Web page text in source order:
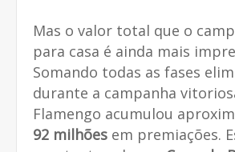
Mas o valor total que o
para casa é ainda mais
Somando todas as fases
durante a campanha
Flamengo acumulou
92 milhões em premiações.